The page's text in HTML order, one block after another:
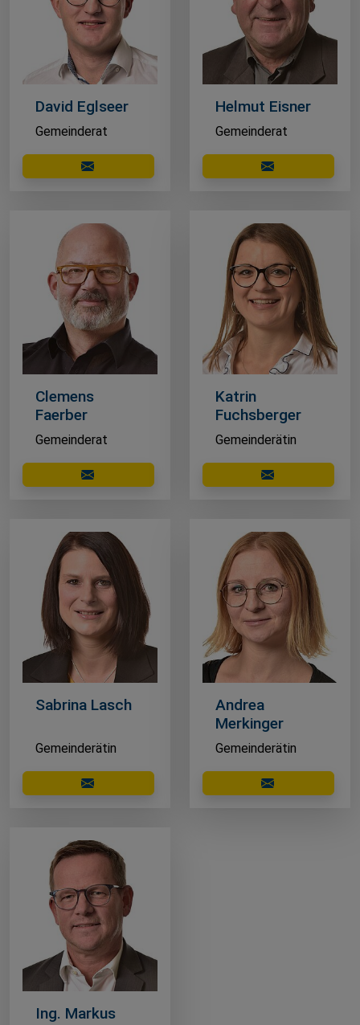
David Eglseer
Gemeinderat
E-Mail schreiben
Helmut Eisner
Gemeinderat
E-Mail
Clemens
Faerber
Gemeinderat
E-Mail schreiben
Katrin
Fuchsberger
Gemeinderätin
E-Mail
Sabrina Lasch
Gemeinderätin
E-Mail schreiben
Andrea
Merkinger
Gemeinderätin
E-Mail
Ing. Markus